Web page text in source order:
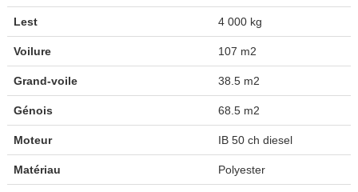
Lest 4 000 kg
Voilure 107 m2
Grand-voile 38.5 m2
Génois 68.5 m2
Moteur IB 50 ch diesel
Matériau Polyester